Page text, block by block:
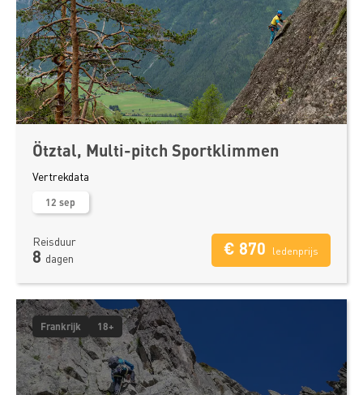
Ötztal, Multi-pitch Sportklimmen
Vertrekdata
12 sep
€ 870 ledenprijs
Reisduur
8 dagen
Frankrijk 18+